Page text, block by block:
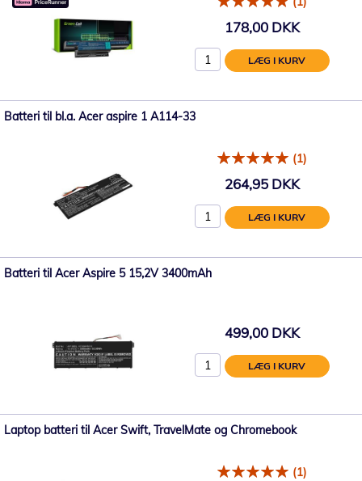
178,00 DKK
LÆG I KURV
Batteri til bl.a. Acer aspire 1 A114-33
(1)
264,95 DKK
LÆG I KURV
Batteri til Acer Aspire 5 15,2V 3400mAh
499,00 DKK
LÆG I KURV
Laptop batteri til Acer Swift, TravelMate og Chromebook
(1)